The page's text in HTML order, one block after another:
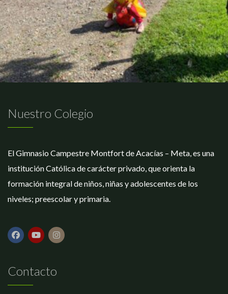
Nuestro Colegio
El Gimnasio Campestre Montfort de Acacías – Meta, es una
institución Católica de carácter privado, que orienta la
formación integral de niños, niñas y adolescentes de los
niveles; preescolar y primaria.
Contacto